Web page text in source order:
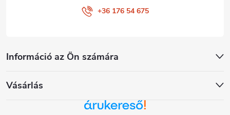
Információ az Ön számára
Vásárlás
+36 176 54 675